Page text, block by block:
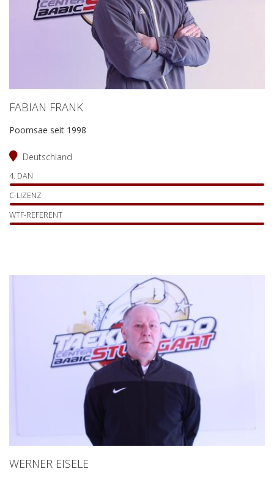
FABIAN FRANK
Poomsae seit 1998
Deutschland
4. DAN
C-LIZENZ
WTF-REFERENT
WERNER EISELE